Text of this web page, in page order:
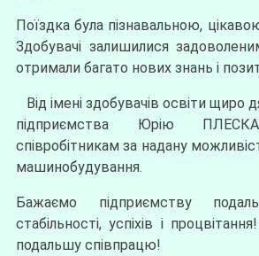
Поїздка була пізнавальною,
Здобувачі залишилися
отримали багато нових знань і
Від імені здобувачів освіти щиро
підприємства Юрію
співробітникам за надану
машинобудування.
Бажаємо підприємству
стабільності, успіхів і
подальшу співпрацю!